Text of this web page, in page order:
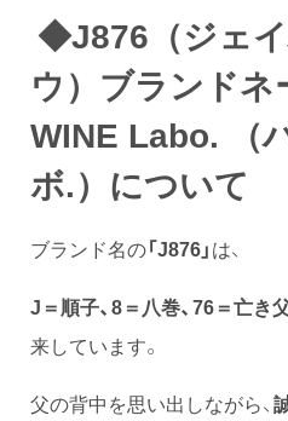
◆J876（ジェ
ウ）ブランド
WINE Labo. （
ボ.）について
ブランド名の「J876」は、
J＝順子、8＝八巻、76＝亡き
来しています。
父の背中を思い出しながら、